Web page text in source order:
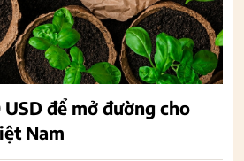
để mở đường cho
Nam